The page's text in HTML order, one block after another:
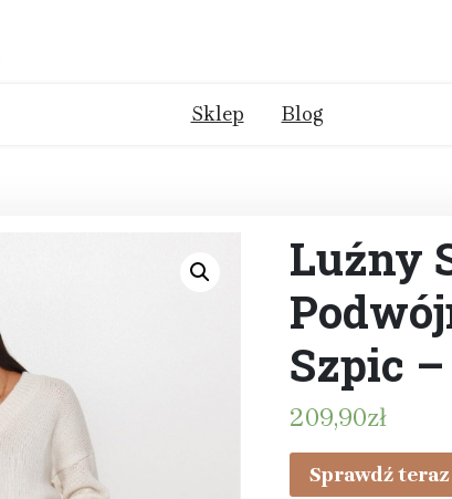
Sklep Blog
Luźny
Szpic
209,90zł
Sprawdź teraz